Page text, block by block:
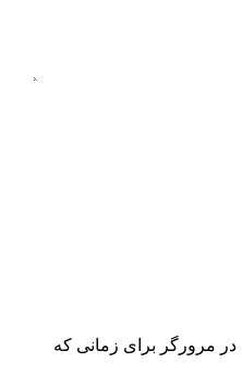
در مرورگر برای زمانی که